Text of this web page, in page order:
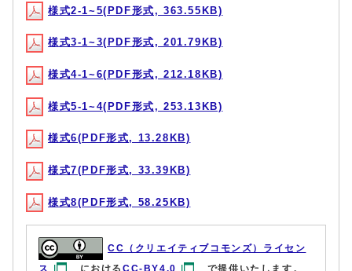
様式2-1~5(PDF形式, 363.55KB)
様式3-1~3(PDF形式, 201.79KB)
様式4-1~6(PDF形式, 212.18KB)
様式5-1~4(PDF形式, 253.13KB)
様式6(PDF形式, 13.28KB)
様式7(PDF形式, 33.39KB)
様式8(PDF形式, 58.25KB)
CC（クリエイティブコモンズ）ライセン
ス
におけるCC-BY4.0 で提供いたします。